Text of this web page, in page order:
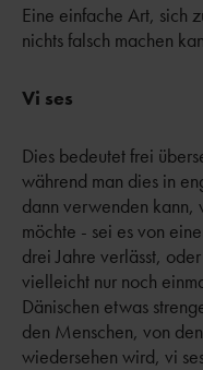
Eine einfache Art, sich
nichts falsch machen
Vi ses
Dies bedeutet frei
während man dies in
dann verwenden kann,
möchte - sei es von
drei Jahre verlässt,
vielleicht nur noch
Dänischen etwas
den Menschen, von
wiedersehen wird, vi